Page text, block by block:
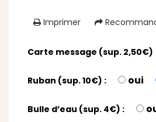
Imprimer
Carte message (sup. 2,50€)
Ruban (sup. 10€) : oui
Bulle d’eau (sup. 4€) :